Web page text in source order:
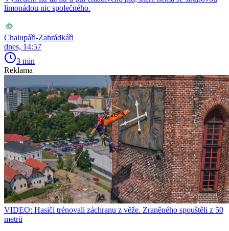
limonádou nic společného.
Chalupáři-Zahrádkáři
dnes, 14:57
3 min
Reklama
VIDEO: Hasiči trénovali záchranu z věže. Zraněného spouštěli z 50
metrů